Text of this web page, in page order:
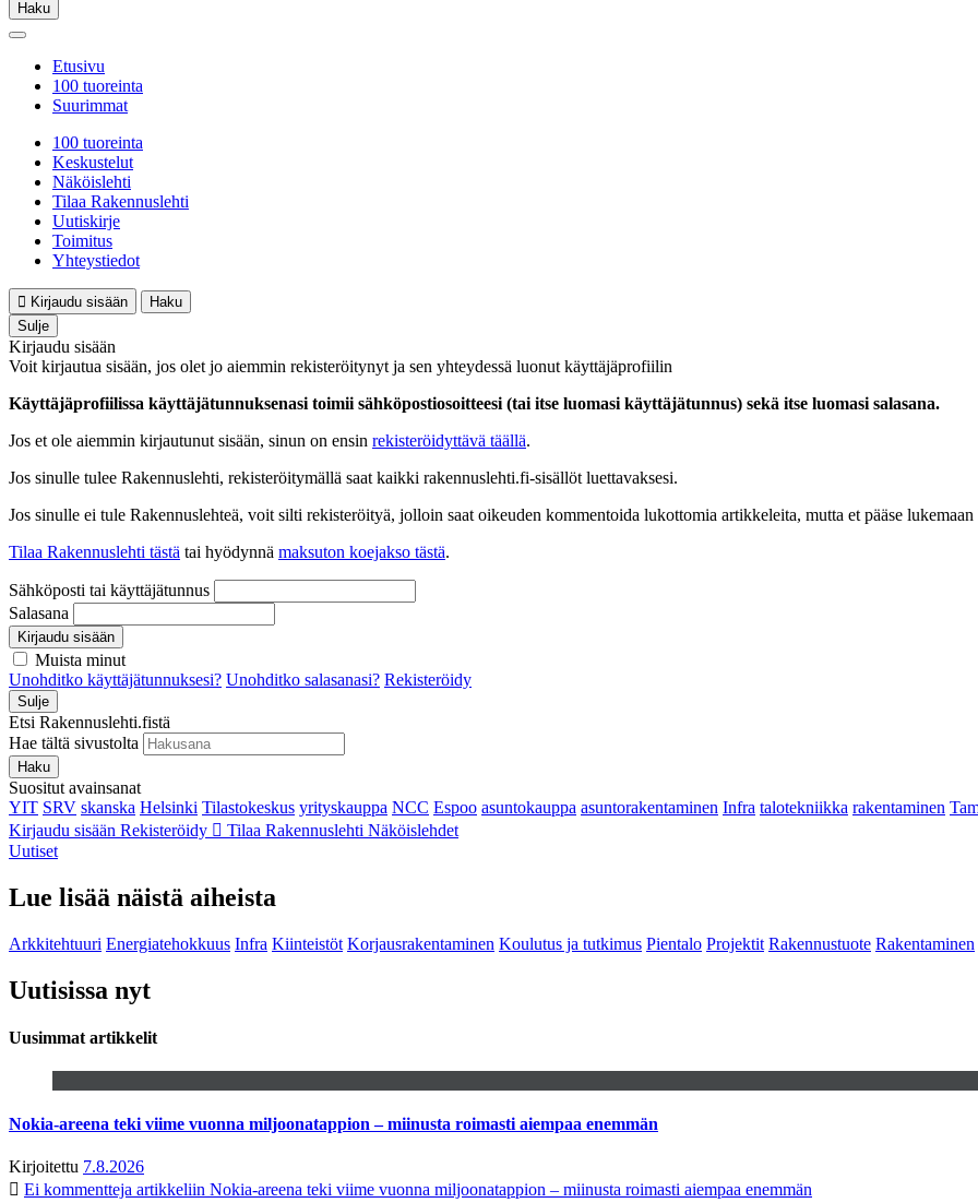
Haku
Etusivu
100 tuoreinta
Suurimmat
100 tuoreinta
Keskustelut
Näköislehti
Tilaa Rakennuslehti
Uutiskirje
Toimitus
Yhteystiedot
Kirjaudu sisään
Haku
Sulje
Kirjaudu sisään
Voit kirjautua sisään, jos olet jo aiemmin rekisteröitynyt ja sen yhteydessä luonut käyttäjäprofiilin
Käyttäjäprofiilissa käyttäjätunnuksenasi toimii sähköpostiosoitteesi (tai itse luomasi käyttäjätunnus) sekä itse luomasi salasana.
Jos et ole aiemmin kirjautunut sisään, sinun on ensin rekisteröidyttävä täällä.
Jos sinulle tulee Rakennuslehti, rekisteröitymällä saat kaikki rakennuslehti.fi-sisällöt luettavaksesi.
Jos sinulle ei tule Rakennuslehteä, voit silti rekisteröityä, jolloin saat oikeuden kommentoida lukottomia artikkeleita, mutta et pääse
Tilaa Rakennuslehti tästä tai hyödynnä maksuton koejakso tästä.
Sähköposti tai käyttäjätunnus
Salasana
Kirjaudu sisään
Muista minut
Unohditko käyttäjätunnuksesi? Unohditko salasanasi? Rekisteröidy
Sulje
Etsi Rakennuslehti.fistä
Hae tältä sivustolta
Haku
Suositut avainsanat
YIT SRV skanska Helsinki Tilastokeskus yrityskauppa NCC Espoo asuntokauppa asuntorakentaminen Infra talotekniikka rakentaminen
Kirjaudu sisään Rekisteröidy Tilaa Rakennuslehti Näköislehdet
Uutiset
Lue lisää näistä aiheista
Arkkitehtuuri Energiatehokkuus Infra Kiinteistöt Korjausrakentaminen Koulutus ja tutkimus Pientalo Projektit Rakennustuote Rakentaminen
Uutisissa nyt
Uusimmat artikkelit
Nokia-areena teki viime vuonna miljoonatappion – miinusta roimasti aiempaa enemmän
Kirjoitettu 7.8.2026
Ei kommentteja artikkeliin Nokia-areena teki viime vuonna miljoonatappion – miinusta roimasti aiempaa enemmän